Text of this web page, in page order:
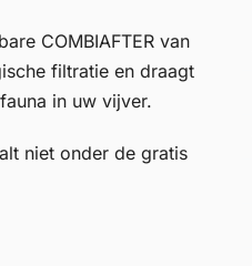
COMBIAFTER van
filtratie en draagt
in uw vijver.
niet onder de gratis